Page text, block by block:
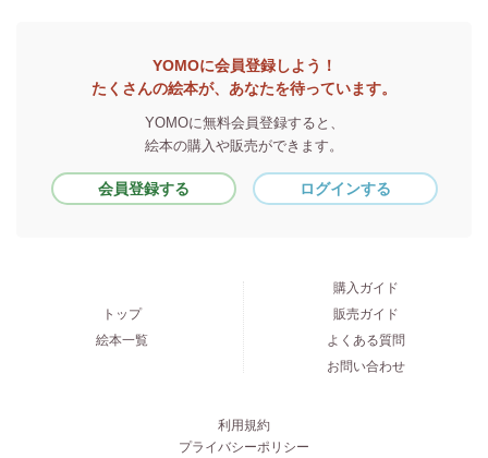
YOMOに会員登録しよう！
たくさんの絵本が、あなたを待っています。
YOMOに無料会員登録すると、
絵本の購入や販売ができます。
会員登録する ログインする
トップ
絵本一覧
購入ガイド
販売ガイド
よくある質問
お問い合わせ
利用規約
プライバシーポリシー